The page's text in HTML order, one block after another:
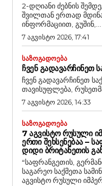
2-დღიანი ძებნის
შვილთან ერთად
ინფორმაციით, გუშინ,...
7 აგვისტო 2026, 17:41
ᲡᲐᲖᲝᲒᲐᲓᲝᲔᲑᲐ
ᲩᲕᲔᲜ ᲒᲐᲓᲐᲕᲐᲠᲩᲘᲜᲔᲗ
ჩვენ გადავარჩინეთ
თავისუფლება,
7 აგვისტო 2026, 14:33
ᲡᲐᲖᲝᲒᲐᲓᲝᲔᲑᲐ
7 ᲐᲒᲕᲘᲡᲢᲝ ᲠᲣᲡᲣᲚᲘ
ᲔᲠᲗᲘ ᲨᲔᲮᲡᲔᲜᲔᲑᲐᲐ –
ᲓᲘᲓᲘ ᲑᲠᲘᲢᲐᲜᲔᲗᲘᲡ
“საფრანგეთის,
საგარეო საქმეთა
აგვისტო რუსული